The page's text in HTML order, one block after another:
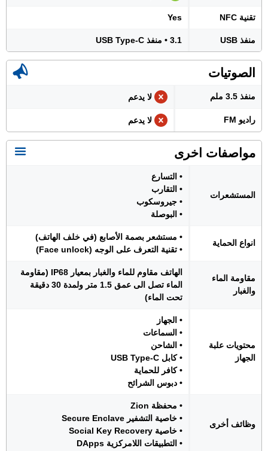
تقنية NFC Yes
منفذ USB 3.1 • منفذ USB Type-C
الصوتيات
منفذ 3.5 ملم لا يدعم
راديو FM لا يدعم
مواصفات اخرى
المستشعرات
• التسارع
• التقارب
• جيروسكوب
• البوصلة
انواع الحماية
• مستشعر بصمة الأصابع (في خلف الهاتف)
• تقنية التعرف على الوجه (Face unlock)
مقاومة الماء
والغبار
الهاتف مقاوم للماء والغبار بمعيار IP68 (مقاومة
الماء تصل الى عمق 1.5 متر ولمدة 30 دقيقة
تحت الماء)
محتويات علبة
الجهاز
• الجهاز
• السماعات
• الشاحن
• كابل USB Type-C
• كافر للحماية
• دبوس الشرائح
وظائف أخرى
• محفظة Zion
• خاصية التشفير Secure Enclave
• خاصية Social Key Recovery
• التطبيقات اللامركزية DApps